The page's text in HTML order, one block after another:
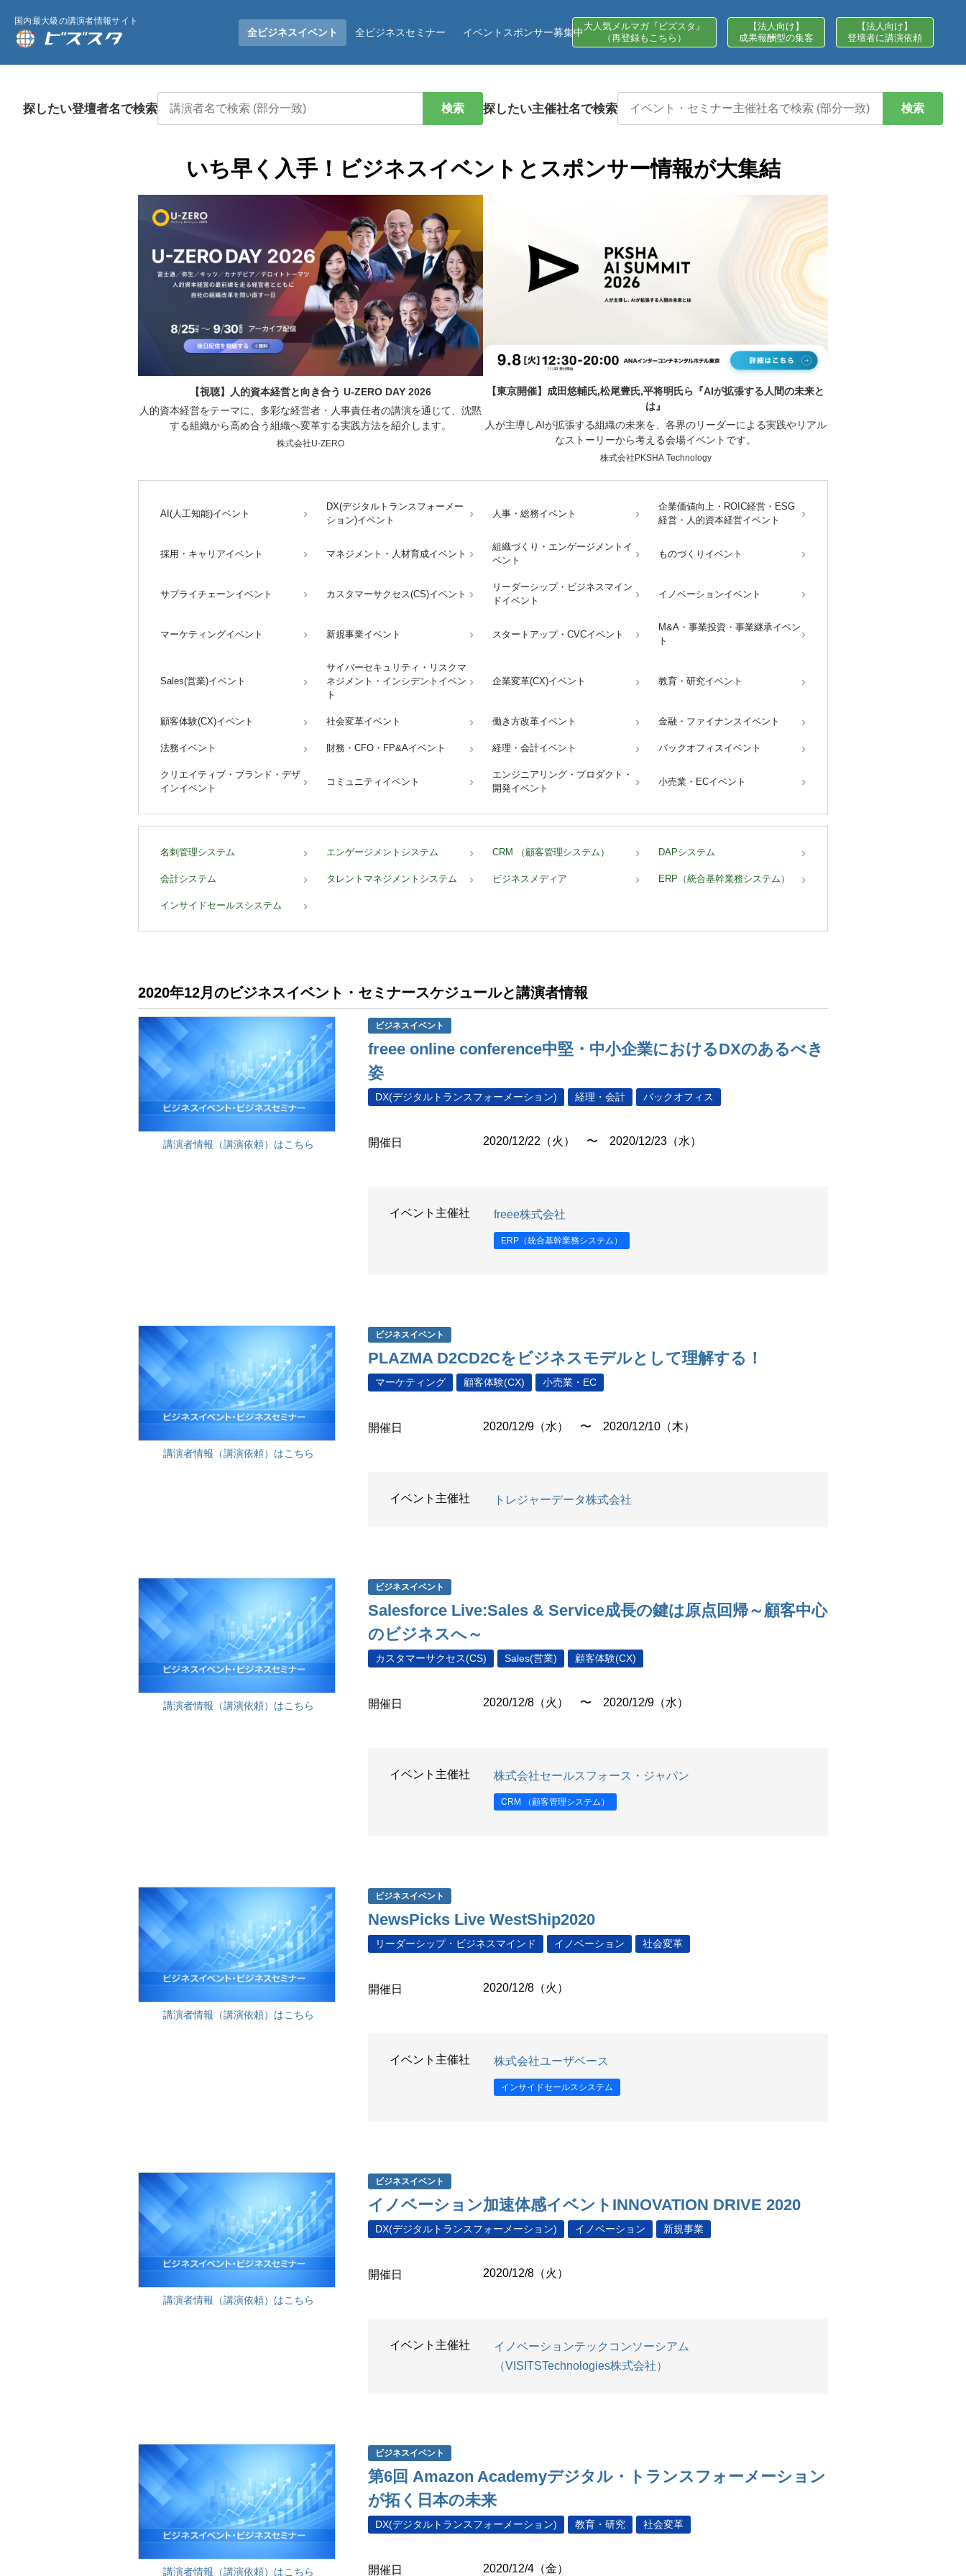
国内最大級の講演者情報サイト
全ビジネスイベント 全ビジネスセミナー イベントスポンサー募集中 大人気メルマガ『ビズスタ』
（再登録もこちら）
【法人向け】
成果報酬型の集客
【法人向け】
登壇者に講演依頼
探したい登壇者名で検索 検索 探したい主催社名で検索 検索
いち早く入手！ビジネスイベントとスポンサー情報が大集結
【視聴】人的資本経営と向き合う U-ZERO DAY 2026
人的資本経営をテーマに、多彩な経営者・人事責任者の講演を通じて、沈黙
する組織から高め合う組織へ変革する実践方法を紹介します。
株式会社U-ZERO
【東京開催】成田悠輔氏,松尾豊氏,平将明氏ら『AIが拡張する人間の未来と
は』
人が主導しAIが拡張する組織の未来を、各界のリーダーによる実践やリアル
なストーリーから考える会場イベントです。
株式会社PKSHA Technology
AI(人工知能)イベント
DX(デジタルトランスフォーメー
ション)イベント
人事・総務イベント
企業価値向上・ROIC経営・ESG
経営・人的資本経営イベント
採用・キャリアイベント マネジメント・人材育成イベント
組織づくり・エンゲージメントイ
ベント
ものづくりイベント
サプライチェーンイベント カスタマーサクセス(CS)イベント
リーダーシップ・ビジネスマイン
ドイベント
イノベーションイベント
マーケティングイベント 新規事業イベント スタートアップ・CVCイベント
M&A・事業投資・事業継承イベン
ト
Sales(営業)イベント
サイバーセキュリティ・リスクマ
ネジメント・インシデントイベン
ト
企業変革(CX)イベント 教育・研究イベント
顧客体験(CX)イベント 社会変革イベント 働き方改革イベント 金融・ファイナンスイベント
法務イベント 財務・CFO・FP&Aイベント 経理・会計イベント バックオフィスイベント
クリエイティブ・ブランド・デザ
インイベント
コミュニティイベント
エンジニアリング・プロダクト・
開発イベント
小売業・ECイベント
名刺管理システム エンゲージメントシステム CRM （顧客管理システム） DAPシステム
会計システム タレントマネジメントシステム ビジネスメディア ERP（統合基幹業務システム）
インサイドセールスシステム
2020年12月のビジネスイベント・セミナースケジュールと講演者情報
講演者情報（講演依頼）はこちら
ビジネスイベント
freee online conference中堅・中小企業におけるDXのあるべき
姿
DX(デジタルトランスフォーメーション) 経理・会計 バックオフィス
開催日 2020/12/22（火） 〜 2020/12/23（水）
イベント主催社 freee株式会社
ERP（統合基幹業務システム）
講演者情報（講演依頼）はこちら
ビジネスイベント
PLAZMA D2CD2Cをビジネスモデルとして理解する！
マーケティング 顧客体験(CX) 小売業・EC
開催日 2020/12/9（水） 〜 2020/12/10（木）
イベント主催社 トレジャーデータ株式会社
講演者情報（講演依頼）はこちら
ビジネスイベント
Salesforce Live:Sales & Service成長の鍵は原点回帰～顧客中心
のビジネスへ～
カスタマーサクセス(CS) Sales(営業) 顧客体験(CX)
開催日 2020/12/8（火） 〜 2020/12/9（水）
イベント主催社 株式会社セールスフォース・ジャパン
CRM （顧客管理システム）
講演者情報（講演依頼）はこちら
ビジネスイベント
NewsPicks Live WestShip2020
リーダーシップ・ビジネスマインド イノベーション 社会変革
開催日 2020/12/8（火）
イベント主催社 株式会社ユーザベース
インサイドセールスシステム
講演者情報（講演依頼）はこちら
ビジネスイベント
イノベーション加速体感イベントINNOVATION DRIVE 2020
DX(デジタルトランスフォーメーション) イノベーション 新規事業
開催日 2020/12/8（火）
イベント主催社
イノベーションテックコンソーシアム
（VISITSTechnologies株式会社）
講演者情報（講演依頼）はこちら
ビジネスイベント
第6回 Amazon Academyデジタル・トランスフォーメーション
が拓く日本の未来
DX(デジタルトランスフォーメーション) 教育・研究 社会変革
開催日 2020/12/4（金）